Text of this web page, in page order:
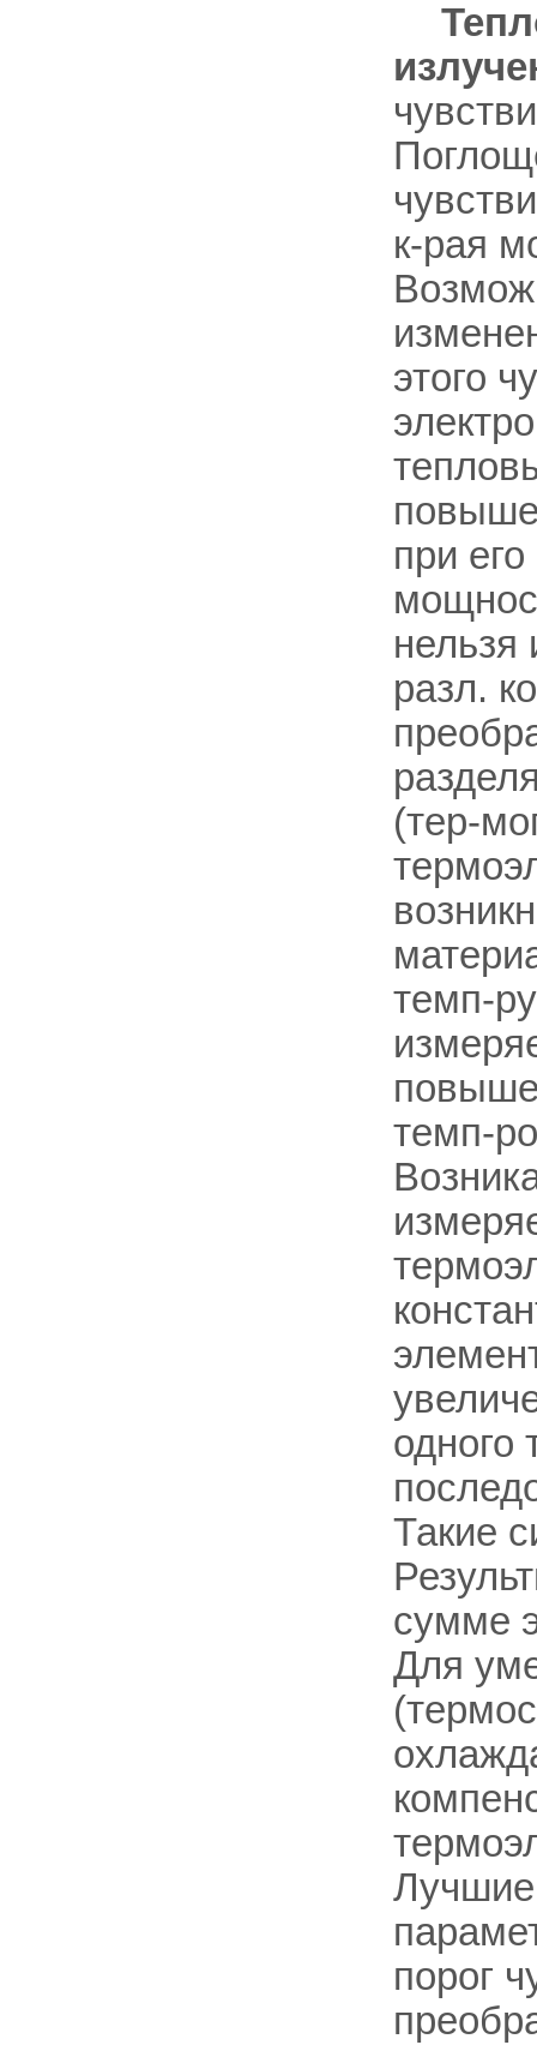
к-рая
этого
при
нельзя
разл.
(тер-
темп-
темп-
одного
Такие
сумме
Для
порог